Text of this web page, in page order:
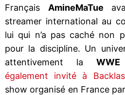
Français AmineMaTue
streamer international au
lui qui n’a pas caché non
pour la discipline. Un
attentivement la
également invité à
show organisé en France